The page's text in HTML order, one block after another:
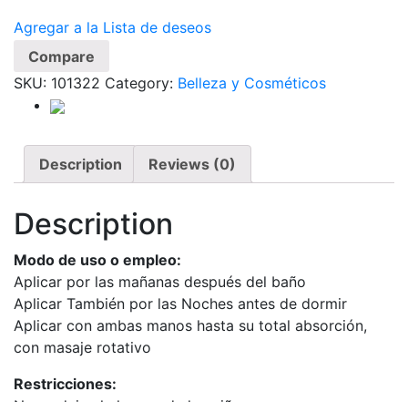
Agregar a la Lista de deseos
Compare
SKU: 101322 Category: Belleza y Cosméticos
Description Reviews (0)
Description
Modo de uso o empleo:
Aplicar por las mañanas después del baño
Aplicar También por las Noches antes de dormir
Aplicar con ambas manos hasta su total absorción,
con masaje rotativo
Restricciones: